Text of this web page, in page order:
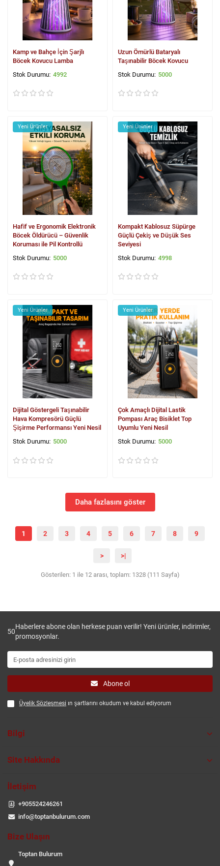
Kamp ve Bahçe İçin Şarjlı
Böcek Kovucu Lamba
4992
Uzun Ömürlü Bataryalı
Taşınabilir Böcek Kovucu
5000
Yeni Ürünler
Hafif ve Ergonomik Elektronik
Böcek Öldürücü – Güvenlik
Koruması ile Pil Kontrollü
5000
Yeni Ürünler
Kompakt Kablosuz Süpürge
Güçlü Çekiş ve Düşük Ses
Seviyesi
4998
Yeni Ürünler
Dijital Göstergeli Taşınabilir
Hava Kompresörü Güçlü
Şişirme Performansı Yeni Nesil
5000
Yeni Ürünler
Çok Amaçlı Dijital Lastik
Pompası Araç Bisiklet Top
Uyumlu Yeni Nesil
5000
Daha fazlasını göster
1 2 3 4 5 6 7 8 9
> >|
Gösterilen: 1 ile 12 arası, toplam: 1328 (111 Sayfa)
50
Haberlere abone olan herkese puan verilir! Yeni ürünler, indirimler,
promosyonlar.
Abone ol
Üyelik Sözleşmesi ın şartlarını okudum ve kabul ediyorum
Bilgi
Site Hakkında
İletişim
+905524246261
info@toptanbulurum.com
Bize Ulaşın
Toptan Bulurum